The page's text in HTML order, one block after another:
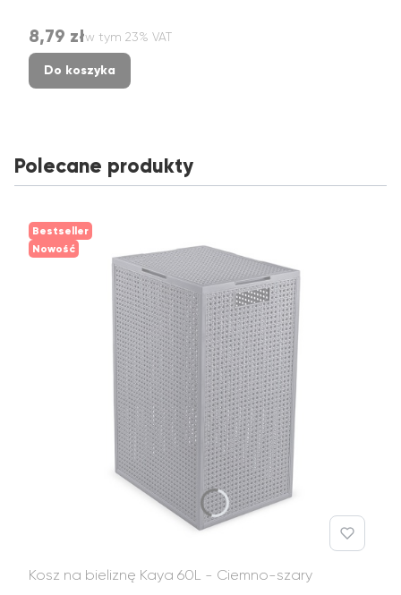
Cena brutto
8,79 złw tym %s VAT
w tym 23% VAT
Do koszyka
Polecane produkty
Bestseller
Nowość
Kosz na bieliznę Kaya 60L - Ciemno-szary